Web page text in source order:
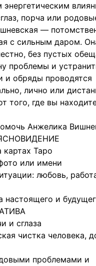
энергетическим
порча или
—
с сильным даром.
без пустых
проблемы и
и обряды проводятся
лично или
того, где вы
Анжелика
картах Таро
или имени
любовь,
настоящего и
и сглаза
чистка человека,
проблемами и